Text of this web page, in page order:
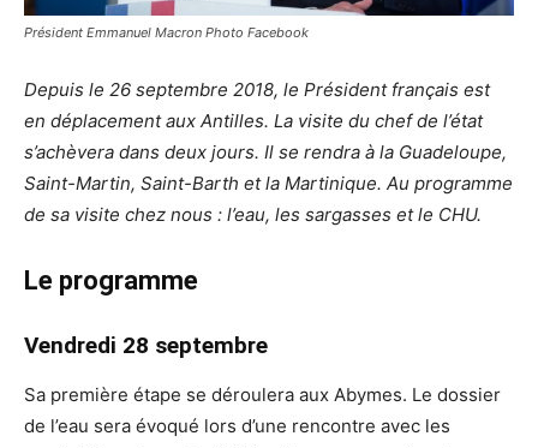
Président Emmanuel Macron Photo Facebook
Depuis le 26 septembre 2018, le Président français est
en déplacement aux Antilles. La visite du chef de l’état
s’achèvera dans deux jours. Il se rendra à la Guadeloupe,
Saint-Martin, Saint-Barth et la Martinique. Au programme
de sa visite chez nous : l’eau, les sargasses et le CHU.
Le programme
Vendredi 28 septembre
Sa première étape se déroulera aux Abymes. Le dossier
de l’eau sera évoqué lors d’une rencontre avec les